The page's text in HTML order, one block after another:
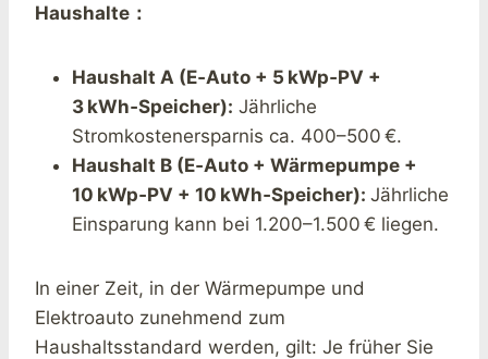
Haushalte：
Haushalt A (E‑Auto + 5 kWp‑PV +
3 kWh‑Speicher): Jährliche
Stromkostenersparnis ca. 400–500 €.
Haushalt B (E‑Auto + Wärmepumpe +
10 kWp‑PV + 10 kWh‑Speicher): Jährliche
Einsparung kann bei 1.200–1.500 € liegen.
In einer Zeit, in der Wärmepumpe und
Elektroauto zunehmend zum
Haushaltsstandard werden, gilt: Je früher Sie